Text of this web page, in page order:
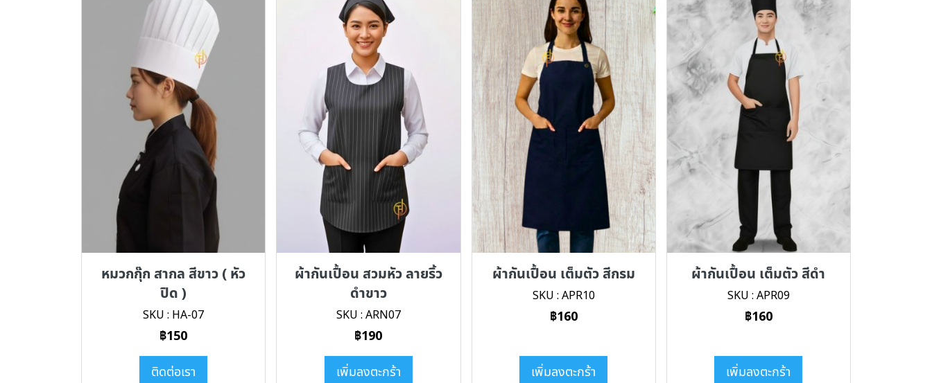
หมวกกุ๊ก สากล สีขาว ( หัว
ปิด )
SKU : HA-07
฿150
ติดต่อเรา
ผ้ากันเปื้อน สวมหัว ลายริ้ว
ดำขาว
SKU : ARN07
฿190
เพิ่มลงตะกร้า
ผ้ากันเปื้อน เต็มตัว สีกรม
SKU : APR10
฿160
เพิ่มลงตะกร้า
ผ้ากันเปื้อน เต็มตัว สีดำ
SKU : APR09
฿160
เพิ่มลงตะกร้า